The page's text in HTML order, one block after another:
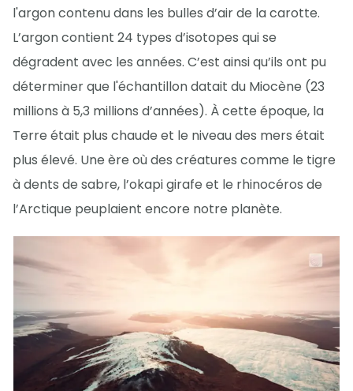
l'argon contenu dans les bulles d’air de la carotte.
L’argon contient 24 types d’isotopes qui se
dégradent avec les années. C’est ainsi qu’ils ont pu
déterminer que l'échantillon datait du Miocène (23
millions à 5,3 millions d’années). À cette époque, la
Terre était plus chaude et le niveau des mers était
plus élevé. Une ère où des créatures comme le tigre
à dents de sabre, l’okapi girafe et le rhinocéros de
l’Arctique peuplaient encore notre planète.